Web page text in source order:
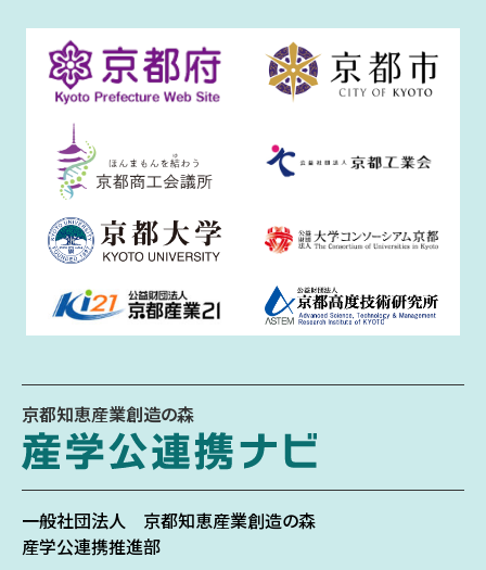
京都知恵産業創造の森
一般社団法人 京都知恵産業創造の森
産学公連携推進部